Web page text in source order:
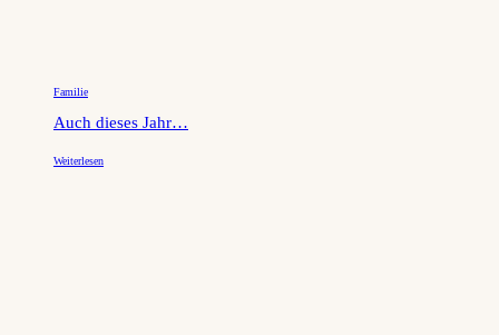
Familie
Auch dieses Jahr…
Weiterlesen